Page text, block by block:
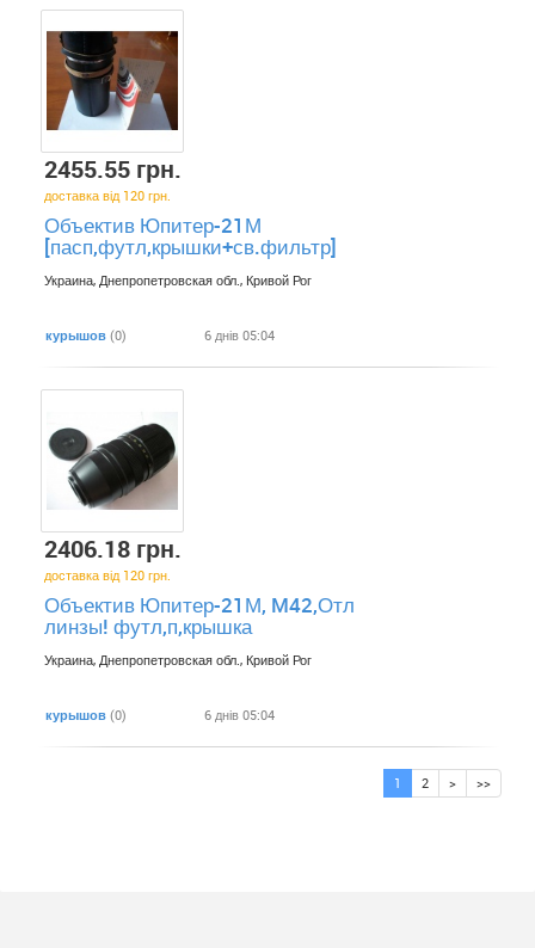
2455.55 грн.
доставка від 120 грн.
Объектив Юпитер-21М
[пасп,футл,крышки+св.фильтр]
Украина, Днепропетровская обл., Кривой Рог
курышов (0) 6 днів 05:04
2406.18 грн.
доставка від 120 грн.
Объектив Юпитер-21М, M42,Отл
линзы! футл,п,крышка
Украина, Днепропетровская обл., Кривой Рог
курышов (0) 6 днів 05:04
1 2 > >>